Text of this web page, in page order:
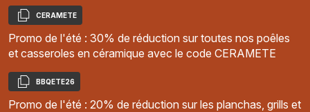
Copier
CERAMETE
Promo de l'été : 30% de réduction sur toutes nos poêles
et casseroles en céramique avec le code CERAMETE
Copier
BBQETE26
Promo de l'été : 20% de réduction sur les planchas, grills et